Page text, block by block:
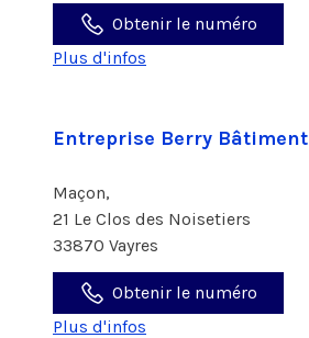
Obtenir le numéro
Plus d'infos
Entreprise Berry Bâtiment
Maçon,
21 Le Clos des Noisetiers
33870 Vayres
Obtenir le numéro
Plus d'infos